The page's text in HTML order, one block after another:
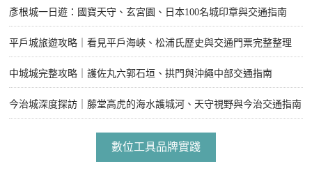
彥根城一日遊：國寶天守、玄宮園、日本100名城印章與交通指南
平戶城旅遊攻略｜看見平戶海峽、松浦氏歷史與交通門票完整整理
中城城完整攻略｜護佐丸六郭石垣、拱門與沖繩中部交通指南
今治城深度探訪｜藤堂高虎的海水護城河、天守視野與今治交通指南
數位工具品牌實踐